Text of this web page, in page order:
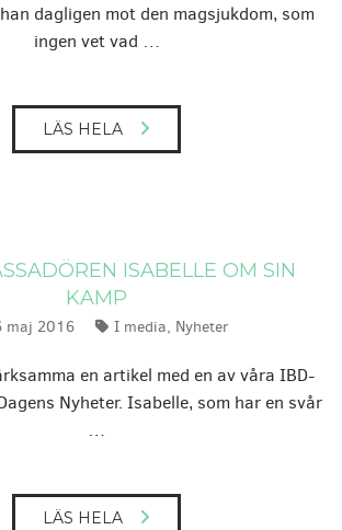
dagligen mot den magsjukdom, som
ingen vet vad …
LÄS HELA
ISABELLE OM SIN
KAMP
maj 2016 Kategorier:
I media, Nyheter
en artikel med en av våra IBD-
Nyheter. Isabelle, som har en svår
…
LÄS HELA